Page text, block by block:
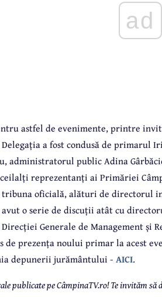
ad
astfel de evenimente, printre
a fost condusă de primarul
administratorul public Adina
reprezentanți ai Primăriei
oficială, alături de directorul
o serie de discuții atât cu
Generale de Management și
prezența noului primar la acest
depunerii jurământului - AICI.
publicate pe CâmpinaTV.ro! Te invităm